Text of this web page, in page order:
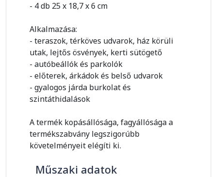
- 4 db 25 x 18,7 x 6 cm
Alkalmazása:
- teraszok, térköves udvarok, ház körüli
utak, lejtős ösvények, kerti sütögető
- autóbeállók és parkolók
- előterek, árkádok és belső udvarok
- gyalogos járda burkolat és
szintáthidalások
A termék kopásállósága, fagyállósága a
termékszabvány legszigorúbb
követelményeit elégíti ki.
Műszaki adatok